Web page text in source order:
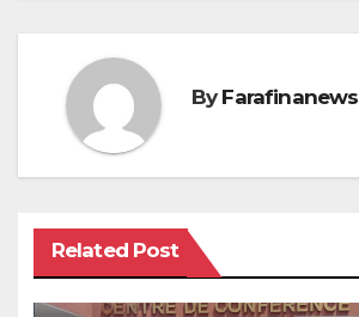
By Farafinanews
Related Post